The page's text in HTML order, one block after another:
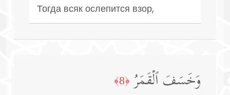
Тогда всяк ослепится взор,
وَخَسَفَ ٱلۡقَمَرُ ﴿8﴾